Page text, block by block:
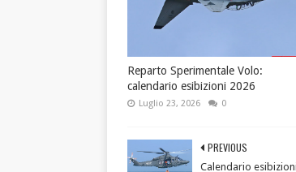
Reparto Sperimentale Volo:
calendario esibizioni 2026
Luglio 23, 2026 0
PREVIOUS
Calendario